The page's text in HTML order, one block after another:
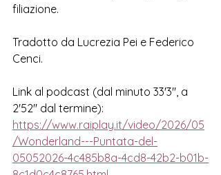
filiazione.
Tradotto da Lucrezia Pei e Federico
Cenci.
Link al podcast (dal minuto 33'3'', a
2'52'' dal termine):
https://www.raiplay.it/video/2026/05
/Wonderland---Puntata-del-
05052026-4c485b8a-4cd8-42b2-b01b-